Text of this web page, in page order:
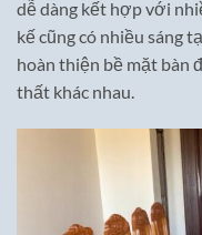
dễ dàng kết hợp với
kế cũng có nhiều sáng
hoàn thiện bề mặt bàn
thất khác nhau.